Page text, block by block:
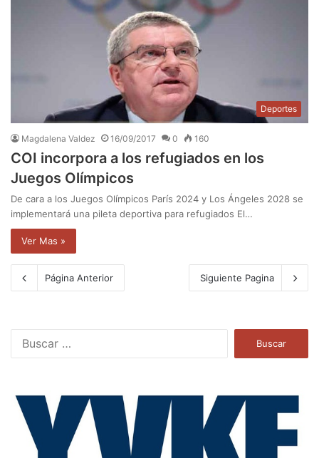
Deportes
Magdalena Valdez 16/09/2017 0 160
COI incorpora a los refugiados en los
Juegos Olímpicos
De cara a los Juegos Olímpicos París 2024 y Los Ángeles 2028 se
implementará una pileta deportiva para refugiados El…
Ver Mas »
Página Anterior Siguiente Pagina
a